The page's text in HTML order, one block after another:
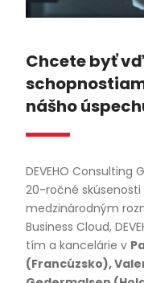
Chcete byť
nášho
DEVEHO Consulting
20-ročné skúsenosti
medzinárodným
Business Cloud,
tím a kancelárie v
(Francúzsko),